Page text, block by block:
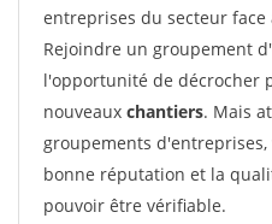
entreprises du secteur face
Rejoindre un groupement
l'opportunité de décrocher
nouveaux chantiers. Mais
groupements
bonne réputation et la
pouvoir être vérifiable.